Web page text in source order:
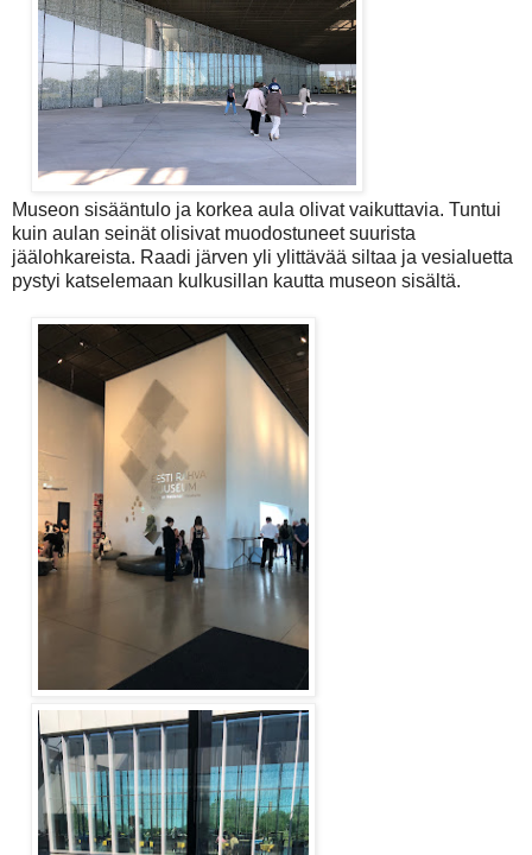
Museon sisääntulo ja korkea aula olivat vaikuttavia. Tuntui
kuin aulan seinät olisivat muodostuneet suurista
jäälohkareista. Raadi järven yli ylittävää siltaa ja vesialuetta
pystyi katselemaan kulkusillan kautta museon sisältä.